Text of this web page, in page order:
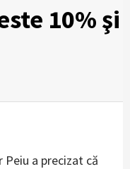
10% şi
a precizat că